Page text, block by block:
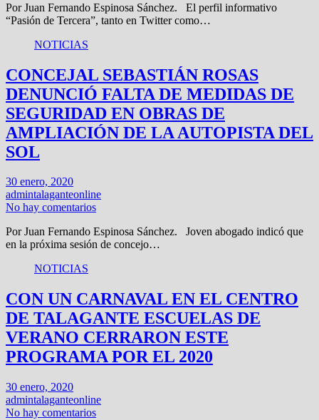
Por Juan Fernando Espinosa Sánchez. El perfil informativo
“Pasión de Tercera”, tanto en Twitter como…
NOTICIAS
CONCEJAL SEBASTIÁN ROSAS
DENUNCIÓ FALTA DE MEDIDAS DE
SEGURIDAD EN OBRAS DE
AMPLIACIÓN DE LA AUTOPISTA DEL
SOL
30 enero, 2020
admintalaganteonline
No hay comentarios
Por Juan Fernando Espinosa Sánchez. Joven abogado indicó que
en la próxima sesión de concejo…
NOTICIAS
CON UN CARNAVAL EN EL CENTRO
DE TALAGANTE ESCUELAS DE
VERANO CERRARON ESTE
PROGRAMA POR EL 2020
30 enero, 2020
admintalaganteonline
No hay comentarios